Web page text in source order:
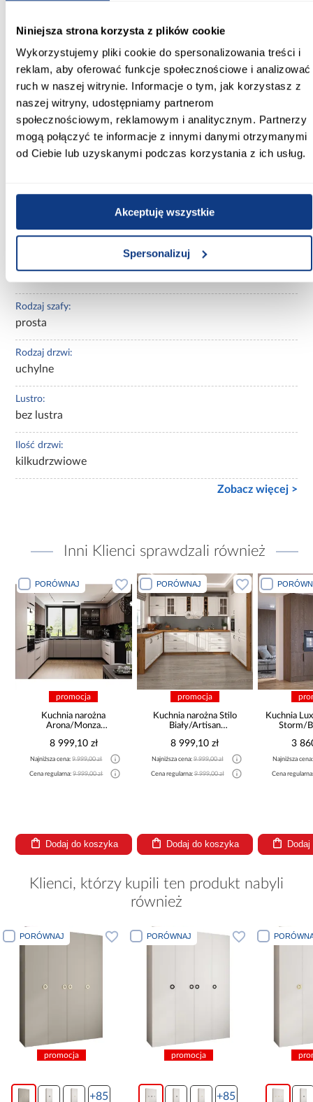
Niniejsza strona korzysta z plików cookie
Wykorzystujemy pliki cookie do spersonalizowania treści i
reklam, aby oferować funkcje społecznościowe i analizować
ruch w naszej witrynie. Informacje o tym, jak korzystasz z
naszej witryny, udostępniamy partnerom
społecznościowym, reklamowym i analitycznym. Partnerzy
mogą połączyć te informacje z innymi danymi otrzymanymi
od Ciebie lub uzyskanymi podczas korzystania z ich usług.
Akceptuję wszystkie
Spersonalizuj
Szerokość [cm]:
Głębokość [cm]:
40.00
Wysokość [cm]:
245.50
biały
Rodzaj szafy:
prosta
Rodzaj drzwi:
uchylne
Lustro:
bez lustra
Ilość drzwi:
kilkudrzwiowe
Zobacz więcej >
Inni Klienci sprawdzali również
koszyka
PORÓWNAJ
Kuchnia narożna Stilo
Biały/Artisan
8 999,10 zł
Najniższa cena: 9 999,00 zł
Cena regularna:9 999,00 zł
Dodaj do koszyka
PORÓWNAJ
Kuchnia Luxeo 260 Baltic
Storm/Beige Set 3
3 860,10 zł
Najniższa cena: 4 289,00 zł
Cena regularna: 4 289,00 zł
Dodaj do koszyka
Klienci, którzy kupili ten produkt nabyli
również
PORÓWNAJ
promocja
+85
PORÓWNAJ
promocja
+85